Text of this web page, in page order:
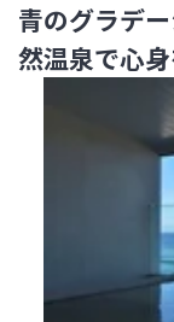
青のグラデ
然温泉で心